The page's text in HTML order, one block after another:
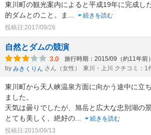
東川町の観光案内によると平成19年に完成し
的ダムとのこと。ま ...
続きを読む
投稿日:2017/09/26
自然とダムの競演
3.0 旅行時期：2015/09（約11年前）
by みきくりん さん（女性） 東川・上川 クチコミ：1
東川町から天人峡温泉方面に向かう途中に立
ました。
天気は曇りでしたが、旭岳と広大な忠別湖の
とても美しく、絶好の...
続きを読む
投稿日:2015/09/13